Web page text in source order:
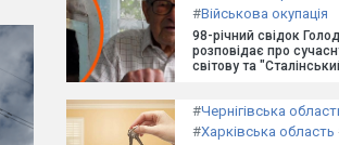
#Військова окупація
98-річний свідок
розповідає про
світову та
#Чернігівська
#Харківська область